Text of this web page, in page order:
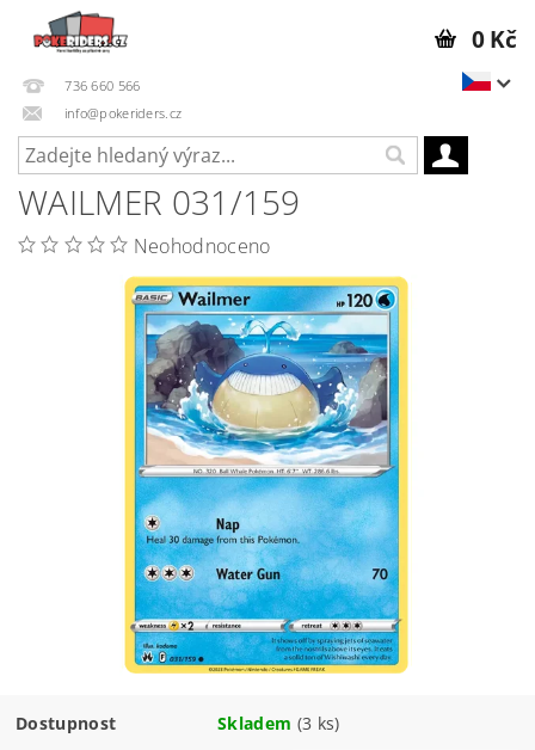
736 660 566
info@pokeriders.cz
0 Kč
WAILMER 031/159
Neohodnoceno
Dostupnost Skladem (3 ks)